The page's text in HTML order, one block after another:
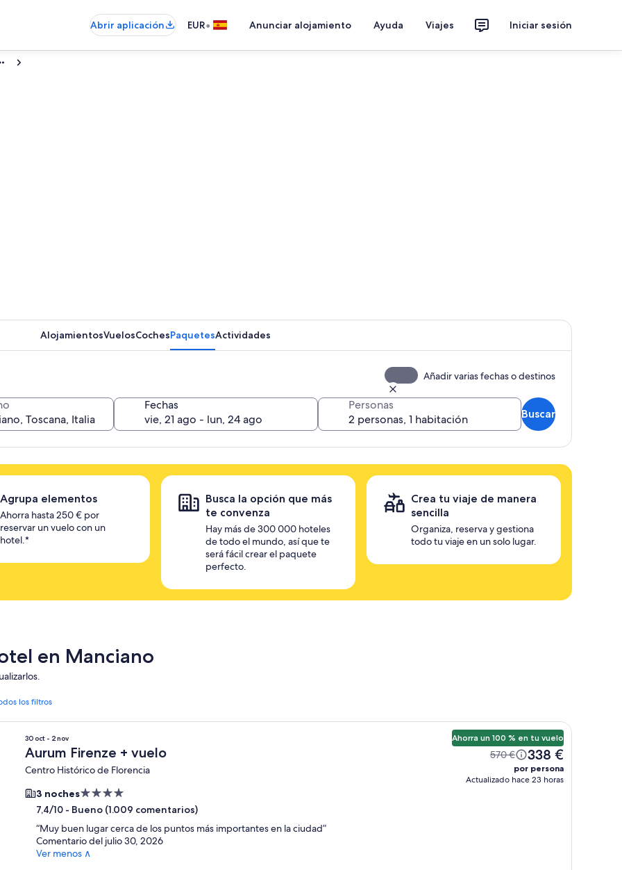
Abrir aplicación EUR• Anunciar alojamiento Ayuda Viajes Iniciar sesión
AlojamientosVuelosCochesPaquetesActividades
Añadir varias fechas o destinos
Fechas Personas
Buscar
Agrupa elementos
Ahorra hasta 250 € por
reservar un vuelo con un
hotel.*
Busca la opción que más
te convenza
Hay más de 300 000 hoteles
de todo el mundo, así que te
será fácil crear el paquete
perfecto.
Crea tu viaje de manera
sencilla
Organiza, reserva y gestiona
todo tu viaje en un solo lugar.
en Manciano
los filtros
30 oct - 2 nov
Aurum Firenze + vuelo
Centro Histórico de Florencia
3 nochesAlojamiento
de
4.0 estrellas
7,4/10 - Bueno (1.009 comentarios)
“Muy buen lugar cerca de los puntos más importantes en la ciudad”
Comentario del julio 30, 2026
Ver menos ∧
Ahorra un 100 % en tu vuelo
570 € 338 €
por persona
Actualizado hace 23 horas